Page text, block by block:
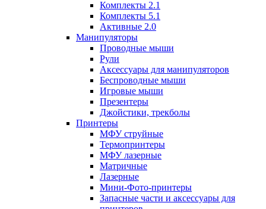
Комплекты 2.1
Комплекты 5.1
Активные 2.0
Манипуляторы
Проводные мыши
Рули
Аксессуары для манипуляторов
Беспроводные мыши
Игровые мыши
Презентеры
Джойстики, трекболы
Принтеры
МФУ струйные
Термопринтеры
МФУ лазерные
Матричные
Лазерные
Мини-Фото-принтеры
Запасные части и аксессуары для